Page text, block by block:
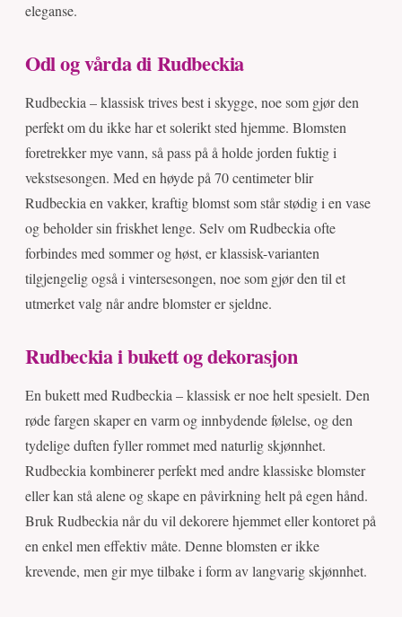
eleganse.
Odl og vårda di Rudbeckia
Rudbeckia – klassisk trives best i skygge, noe som gjør den
perfekt om du ikke har et solerikt sted hjemme. Blomsten
foretrekker mye vann, så pass på å holde jorden fuktig i
vekstsesongen. Med en høyde på 70 centimeter blir
Rudbeckia en vakker, kraftig blomst som står stødig i en vase
og beholder sin friskhet lenge. Selv om Rudbeckia ofte
forbindes med sommer og høst, er klassisk-varianten
tilgjengelig også i vintersesongen, noe som gjør den til et
utmerket valg når andre blomster er sjeldne.
Rudbeckia i bukett og dekorasjon
En bukett med Rudbeckia – klassisk er noe helt spesielt. Den
røde fargen skaper en varm og innbydende følelse, og den
tydelige duften fyller rommet med naturlig skjønnhet.
Rudbeckia kombinerer perfekt med andre klassiske blomster
eller kan stå alene og skape en påvirkning helt på egen hånd.
Bruk Rudbeckia når du vil dekorere hjemmet eller kontoret på
en enkel men effektiv måte. Denne blomsten er ikke
krevende, men gir mye tilbake i form av langvarig skjønnhet.